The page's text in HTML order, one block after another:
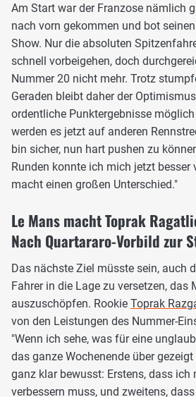
Am Start war der Franzose nämlich
nach vorn gekommen und bot
Show. Nur die absoluten
schnell vorbeigehen, doch
Nummer 20 nicht mehr. Trotz
Geraden bleibt daher der
ordentliche Punktergebnisse
werden es jetzt auf anderen
bin sicher, nun hart pushen zu
Runden konnte ich mich jetzt besser
macht einen großen Unterschied."
Le Mans macht Toprak
Nach Quartararo-Vorbild zur
Das nächste Ziel müsste sein, auch
Fahrer in die Lage zu versetzen, das
auszuschöpfen. Rookie Toprak
von den Leistungen des Nummer-
"Wenn ich sehe, was für eine
das ganze Wochenende über
ganz klar bewusst: Erstens, dass ich
verbessern muss, und zweitens,